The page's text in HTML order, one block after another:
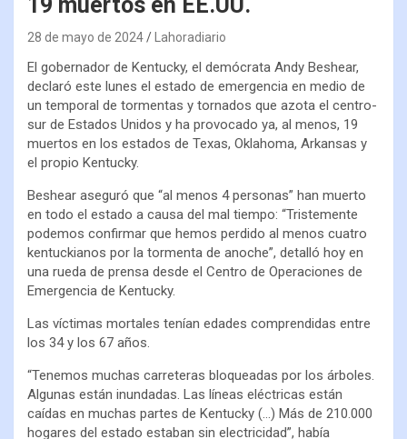
28 de mayo de 2024 Lahoradiario
El gobernador de Kentucky, el demócrata Andy Beshear,
declaró este lunes el estado de emergencia en medio de
un temporal de tormentas y tornados que azota el centro-
sur de Estados Unidos y ha provocado ya, al menos, 19
muertos en los estados de Texas, Oklahoma, Arkansas y
el propio Kentucky.
Beshear aseguró que “al menos 4 personas” han muerto
en todo el estado a causa del mal tiempo: “Tristemente
podemos confirmar que hemos perdido al menos cuatro
kentuckianos por la tormenta de anoche”, detalló hoy en
una rueda de prensa desde el Centro de Operaciones de
Emergencia de Kentucky.
Las víctimas mortales tenían edades comprendidas entre
los 34 y los 67 años.
“Tenemos muchas carreteras bloqueadas por los árboles.
Algunas están inundadas. Las líneas eléctricas están
caídas en muchas partes de Kentucky (…) Más de 210.000
hogares del estado estaban sin electricidad”, había